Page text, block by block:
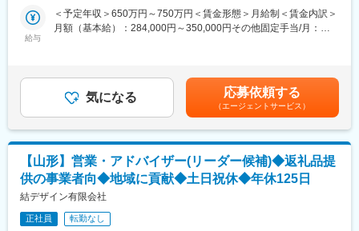
とができます。
◎裁量の大きい組織づくり
変更の範囲：会社の定める業務
す。地域貢献をミッションとする当社で、その意義を実感しなが
ら働ける方をお待ちしています。
きます。社内のアドバイザーとして、全体の生産性向上をミッシ
ョンとし、全国の支所運営をサポートするための仕組み作りをリ
・社内インフラの整備および最適化
・ポータルシステムの運用保守
※各自にノートパソコンとモニターが貸与されます。
■配属部署情報：
・情報ソリューション部（5名）
給与
＜予定年収＞650万円～750万円＜賃金形態＞月給制＜賃金内訳＞
月額（基本給）：284,000円～350,000円その他固定手当/月：
は業績による（前年度支給実績あり）※賞与は試用期間終了後、所
定の査定期間に在籍している方が対象賃金はあくまでも目安の金
額であり、選考を通じて上下する可能性があります。月給(月額)は
固定手当を含めた表記です。
気になる 応募依頼する
（エージェントサービス）
【山形】営業・アドバイザー(リーダー候補)◆返礼品提
供の事業者向◆地域に貢献◆土日祝休◆年休125日
結デザイン有限会社
正社員 転勤なし